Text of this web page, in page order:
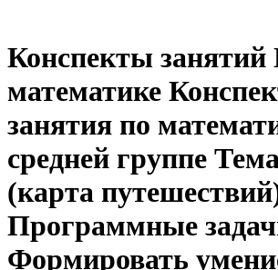
Конспекты занятий
математике
занятия по
средней группе
(карта
Программные
Формировать